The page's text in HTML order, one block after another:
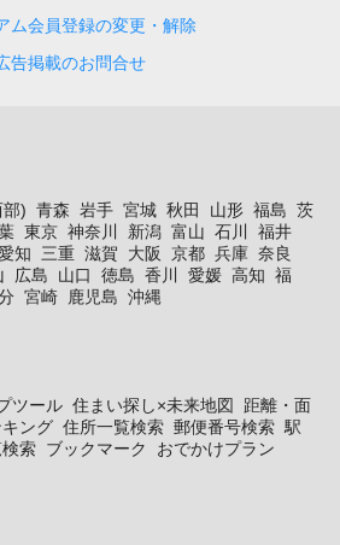
ム会員登録の変更・解除
告掲載のお問合せ
) 青森 岩手 宮城 秋田 山形 福島 茨
東京 神奈川 新潟 富山 石川
福井
知 三重 滋賀 大阪 京都 兵庫 奈良
広島 山口 徳島 香川 愛媛 高知 福
宮崎 鹿児島 沖縄
ツール 住まい探し×未来地図
距離・面
ング 住所一覧検索 郵便番号検索 駅
索 ブックマーク おでかけプラン